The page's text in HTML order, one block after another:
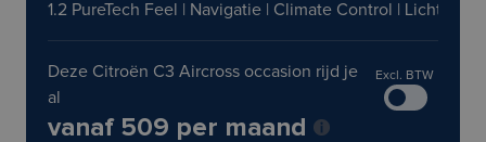
1.2 PureTech Feel | Navigatie | Climate Control |
Deze Citroën C3 Aircross occasion rijd je
al
vanaf 509 per maand
Excl. BTW